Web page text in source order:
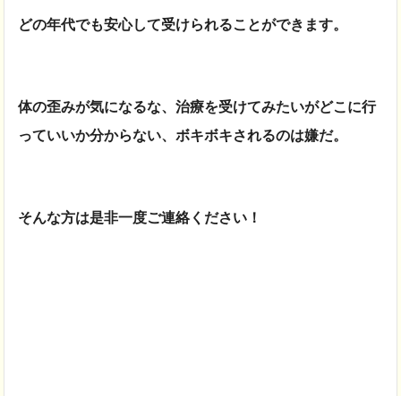
どの年代でも安心して受けられることができます。
体の歪みが気になるな、治療を受けてみたいがどこに行
っていいか分からない、ボキボキされるのは嫌だ。
そんな方は是非一度ご連絡ください！